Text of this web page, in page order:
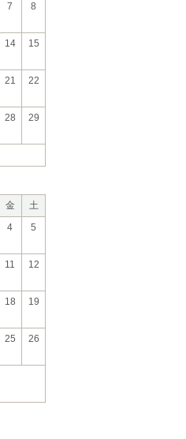
7 8
14 15
21 22
28 29
金
土
4 5
11 12
18 19
25 26